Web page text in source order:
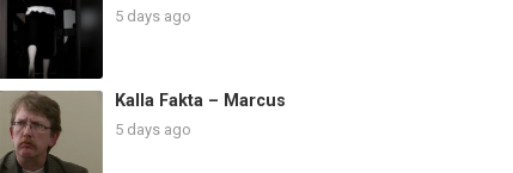
5 days ago
Kalla Fakta – Marcus
5 days ago